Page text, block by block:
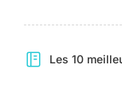
Agent IA